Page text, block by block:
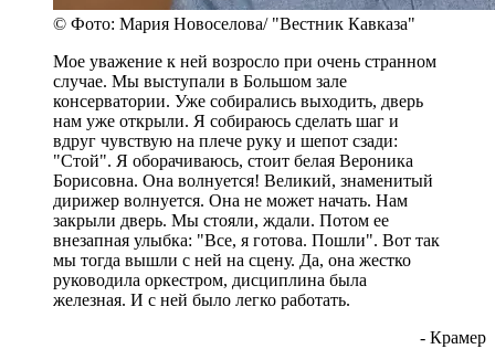
© Фото: Мария Новоселова/ "Вестник Кавказа"
Мое уважение к ней возросло при очень странном
случае. Мы выступали в Большом зале
консерватории. Уже собирались выходить, дверь
нам уже открыли. Я собираюсь сделать шаг и
вдруг чувствую на плече руку и шепот сзади:
"Стой". Я оборачиваюсь, стоит белая Вероника
Борисовна. Она волнуется! Великий, знаменитый
дирижер волнуется. Она не может начать. Нам
закрыли дверь. Мы стояли, ждали. Потом ее
внезапная улыбка: "Все, я готова. Пошли". Вот так
мы тогда вышли с ней на сцену. Да, она жестко
руководила оркестром, дисциплина была
железная. И с ней было легко работать.
- Крамер